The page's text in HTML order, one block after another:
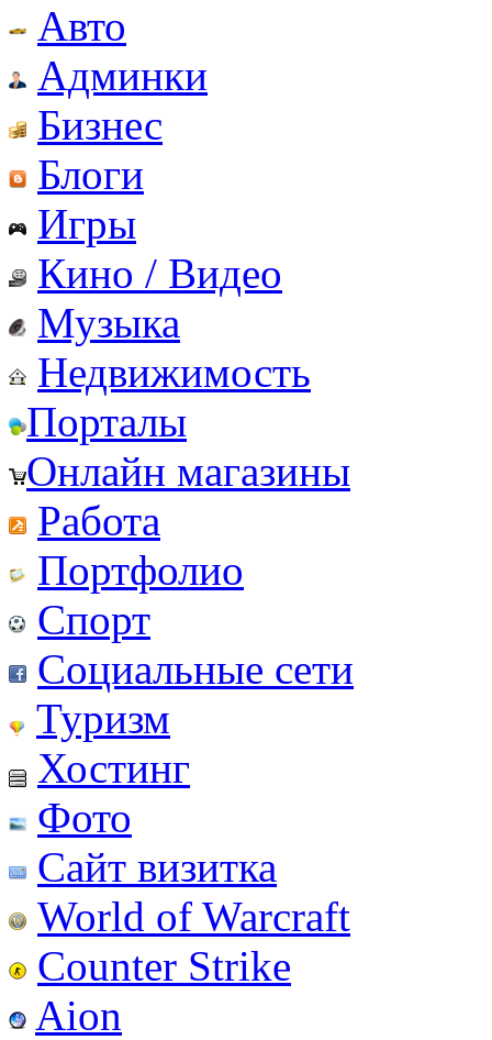
Авто
Админки
Бизнес
Блоги
Игры
Кино / Видео
Музыка
Недвижимость
Порталы
Онлайн магазины
Работа
Портфолио
Спорт
Социальные сети
Туризм
Хостинг
Фото
Сайт визитка
World of Warcraft
Counter Strike
Aion